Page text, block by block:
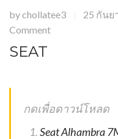
bychollatee3 25 กันย
Comment
SEAT
กดเพื่อดาวน์โหลด
Seat Alhambra